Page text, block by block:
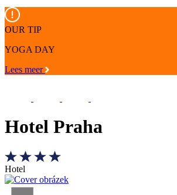
OUR TIP
YOGA DAY
Lees meer
Hotel Praha
Hotel